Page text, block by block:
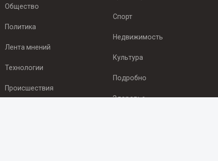
Общество
Политика
Лента мнений
Технологии
Происшествия
Спорт
Недвижимость
Культура
Подробно
Здоровье